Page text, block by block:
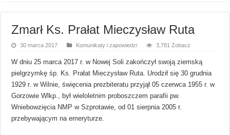
Zmarł Ks. Prałat Mieczysław Ruta
30 marca 2017 Komunikaty i zapowiedzi 3,781 Zobacz
W dniu 25 marca 2017 r. w Nowej Soli zakończył swoją ziemską
pielgrzymkę śp. Ks. Prałat Mieczysław Ruta. Urodził się 30 grudnia
1929 r. w Wilnie, święcenia prezbiteratu przyjął 05 czerwca 1955 r. w
Gorzowie Wlkp., był wieloletnim proboszczem parafii pw.
Wniebowzięcia NMP w Szprotawie, od 01 sierpnia 2005 r.
przebywającym na emeryturze.